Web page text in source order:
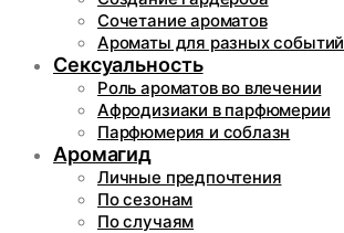
Сочетание ароматов
Ароматы для разных событий
Сексуальность
Роль ароматов во влечении
Афродизиаки в парфюмерии
Парфюмерия и соблазн
Аромагид
Личные предпочтения
По сезонам
По случаям